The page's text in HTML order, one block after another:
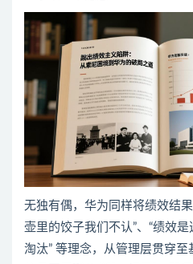
无独有偶，华为同样将绩效结
壶里的饺子我们不认”、“绩效
淘汰” 等理念，从管理层贯穿